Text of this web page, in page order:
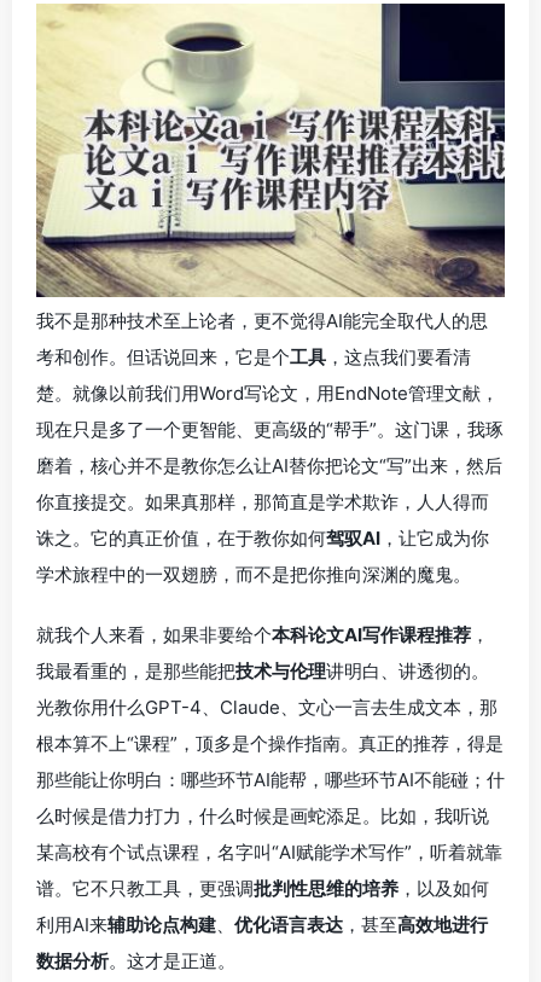
我不是那种技术至上论者，更不觉得AI能完全取代人的思
考和创作。但话说回来，它是个工具 ，这点我们要看清
楚。就像以前我们用Word写论文，用EndNote管理文献，
现在只是多了一个更智能、更高级的“帮手”。这门课，我琢
磨着，核心并不是教你怎么让AI替你把论文“写”出来，然后
你直接提交。如果真那样，那简直是学术欺诈，人人得而
诛之。它的真正价值，在于教你如何驾驭AI ，让它成为你
学术旅程中的一双翅膀，而不是把你推向深渊的魔鬼。
就我个人来看，如果非要给个本科论文AI写作课程推荐 ，
我最看重的，是那些能把技术与伦理讲明白、讲透彻的。
光教你用什么GPT-4、Claude、文心一言去生成文本，那
根本算不上“课程”，顶多是个操作指南。真正的推荐，得是
那些能让你明白：哪些环节AI能帮，哪些环节AI不能碰；什
么时候是借力打力，什么时候是画蛇添足。比如，我听说
某高校有个试点课程，名字叫“AI赋能学术写作”，听着就靠
谱。它不只教工具，更强调批判性思维的培养 ，以及如何
利用AI来辅助论点构建 优化语言表达 ，甚至高效地进行
数据分析。这才是正道。